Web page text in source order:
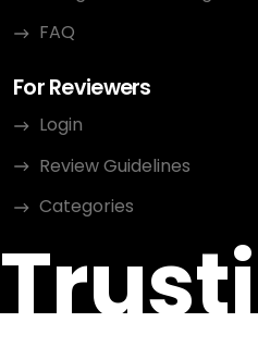
FAQ
For Reviewers
Login
Review Guidelines
Categories